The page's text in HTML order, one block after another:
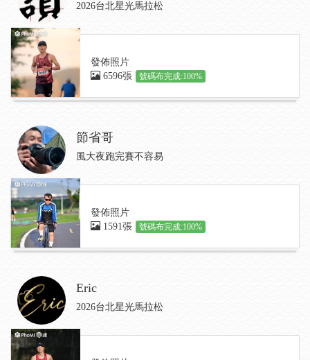
2026台北星光馬拉松
發佈照片
6596張
號碼布完成:100%
節省哥
風大夜跑完賽不容易
發佈照片
1591張
號碼布完成:100%
Eric
2026台北星光馬拉松